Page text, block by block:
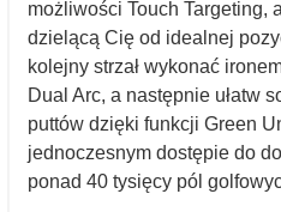
możliwości Touch Targeting,
dzielącą Cię od idealnej
kolejny strzał wykonać
Dual Arc, a następnie ułatw
puttów dzięki funkcji Green
jednoczesnym dostępie do
ponad 40 tysięcy pól